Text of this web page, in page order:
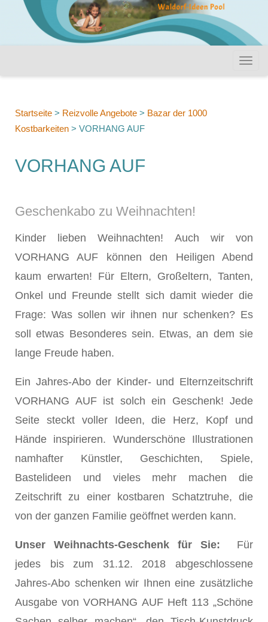
Startseite > Reizvolle Angebote > Bazar der 1000
Kostbarkeiten > VORHANG AUF
VORHANG AUF
Geschenkabo zu Weihnachten!
Kinder lieben Weihnachten! Auch wir von
VORHANG AUF können den Heiligen Abend
kaum erwarten! Für Eltern, Großeltern, Tanten,
Onkel und Freunde stellt sich damit wieder die
Frage: Was sollen wir ihnen nur schenken? Es
soll etwas Besonderes sein. Etwas, an dem sie
lange Freude haben.
Ein Jahres-Abo der Kinder- und Elternzeitschrift
VORHANG AUF ist solch ein Geschenk! Jede
Seite steckt voller Ideen, die Herz, Kopf und
Hände inspirieren. Wunderschöne Illustrationen
namhafter Künstler, Geschichten, Spiele,
Bastelideen und vieles mehr machen die
Zeitschrift zu einer kostbaren Schatztruhe, die
von der ganzen Familie geöffnet werden kann.
Unser Weihnachts-Geschenk für Sie: Für
jedes bis zum 31.12. 2018 abgeschlossene
Jahres-Abo schenken wir Ihnen eine zusätzliche
Ausgabe von VORHANG AUF Heft 113 „Schöne